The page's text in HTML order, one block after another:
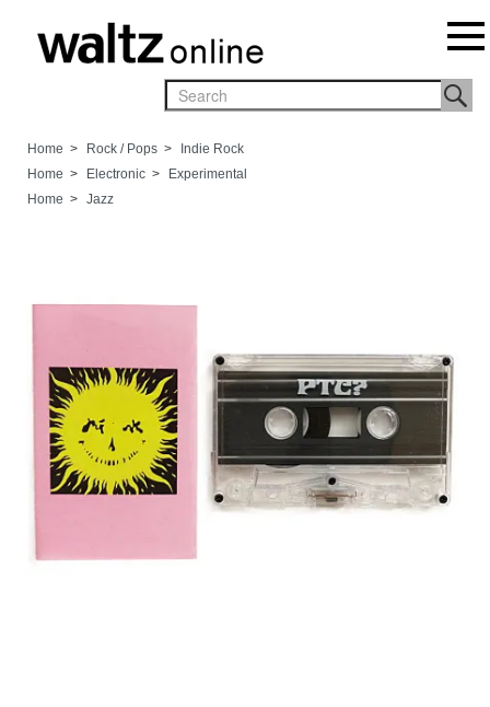
Home > Rock / Pops >
Indie Rock
Home > Electronic >
Experimental
Home > Jazz